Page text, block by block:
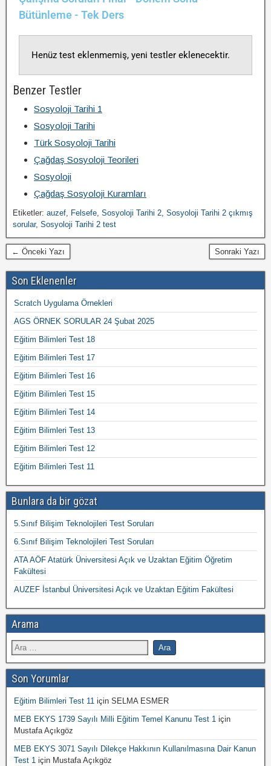
Bütünleme - Tek Ders
Henüz test eklenmemiş, yeni testler eklenecektir.
Benzer Testler
Sosyoloji Tarihi 1
Sosyoloji Tarihi
Türk Sosyoloji Tarihi
Çağdaş Sosyoloji Teorileri
Sosyoloji
Çağdaş Sosyoloji Kuramları
Etiketler: auzef, Felsefe, Sosyoloji Tarihi 2, Sosyoloji Tarihi 2 çıkmış
sorular, Sosyoloji Tarihi 2 test
← Önceki Yazı Sonraki Yazı
Son Eklenenler
Scratch Uygulama Örnekleri
AGS ÖRNEK SORULAR 24 Şubat 2025
Eğitim Bilimleri Test 18
Eğitim Bilimleri Test 17
Eğitim Bilimleri Test 16
Eğitim Bilimleri Test 15
Eğitim Bilimleri Test 14
Eğitim Bilimleri Test 13
Eğitim Bilimleri Test 12
Eğitim Bilimleri Test 11
Bunlara da bir gözat
5.Sınıf Bilişim Teknolojileri Test Soruları
6.Sınıf Bilişim Teknolojileri Test Soruları
ATA AÖF Atatürk Üniversitesi Açık ve Uzaktan Eğitim Öğretim
Fakültesi
AUZEF İstanbul Üniversitesi Açık ve Uzaktan Eğitim Fakültesi
Arama
Son Yorumlar
Eğitim Bilimleri Test 11 için SELMA ESMER
MEB EKYS 1739 Sayılı Milli Eğitim Temel Kanunu Test 1 için
Mustafa Açıkgöz
MEB EKYS 3071 Sayılı Dilekçe Hakkının Kullanılmasına Dair Kanun
Test 1 için Mustafa Açıkgöz